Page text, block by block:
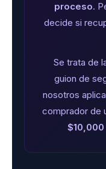
proceso.
decide si
Se trata de
guion de
nosotros
comprador de